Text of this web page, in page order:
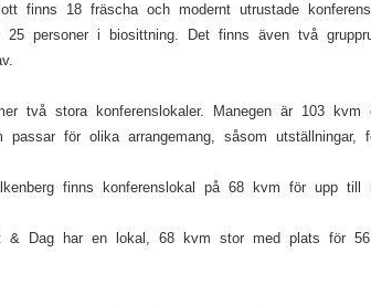
finns 18 fräscha och modernt utrustade
25 personer i biosittning. Det finns även två
två stora konferenslokaler. Manegen är 103
passar för olika arrangemang, såsom
finns konferenslokal på 68 kvm för upp
& Dag har en lokal, 68 kvm stor med plats för